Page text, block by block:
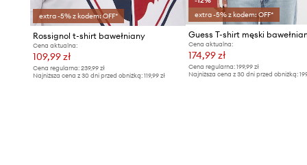
extra -5% z kodem: OFF*
Rossignol t-shirt bawełniany
Cena aktualna:
109,99 zł
Cena regularna: 239,99 zł
Najniższa cena z 30 dni przed obniżką: 119,99 zł
extra -5% z kodem: OFF*
Guess T-shirt męski
Cena aktualna:
174,99 zł
Cena regularna:199,99 zł
Najniższa cena z 30 dni przed obniżką: